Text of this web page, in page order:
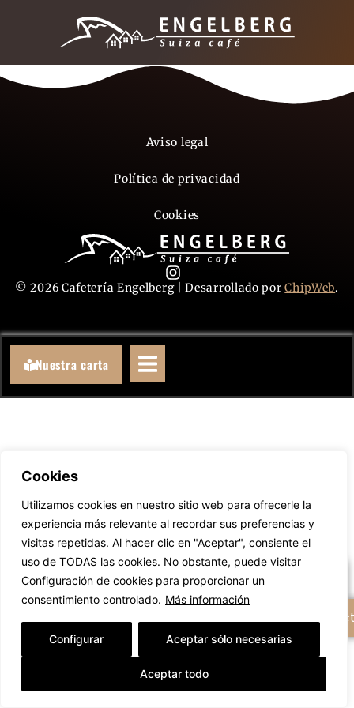
Cookies
Utilizamos cookies en nuestro sitio web para ofrecerle la
experiencia más relevante al recordar sus preferencias y
visitas repetidas. Al hacer clic en "Aceptar", consiente el
uso de TODAS las cookies. No obstante, puede visitar
Configuración de cookies para proporcionar un
consentimiento controlado. Más información
Configurar Aceptar sólo necesarias
Aceptar todo
© 2026 Cafetería Engelberg | Desarrollado porChipWeb.
Aviso legal
Política de privacidad
Cookies
Nuestra carta
Llámanos
WhatsAppeanos
Escríbenos un email
+ Opciones de